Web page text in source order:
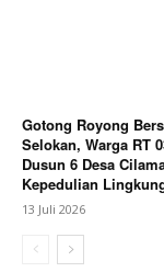
Gotong Royong
Selokan, Warga RT
Dusun 6 Desa
Kepedulian
13 Juli 2026